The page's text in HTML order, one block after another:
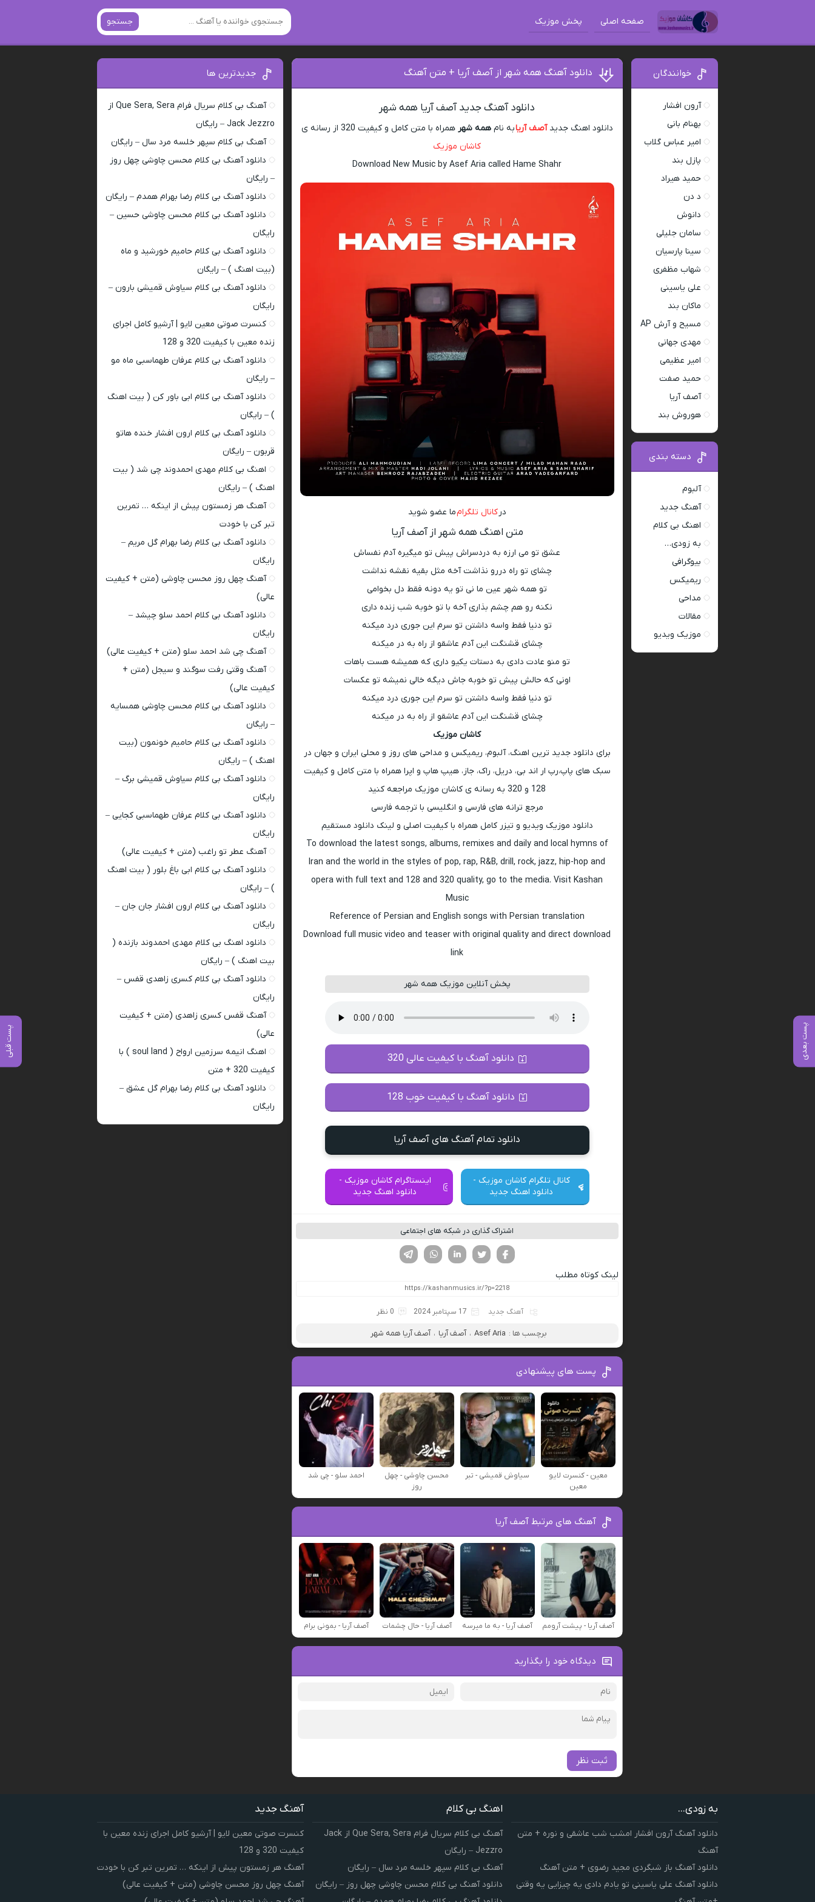
صفحه اصلی پخش موزیک جستجو
پست بعدی پست قبلی
دانلود آهنگ همه شهر از آصف آریا + متن آهنگ
دانلود آهنگ جدید آصف آریا همه شهر
دانلود اهنگ جدیدآصف آریابه نامهمه شهر همراه با متن کامل و کیفیت 320 از رسانه ی
کاشان موزیک
Download New Music by Asef Aria called Hame Shahr
درکانال تلگرامما عضو شوید
متن اهنگ همه شهر از آصف آریا
عشق تو می ارزه به دردسراش پیش تو میگیره آدم نفساش
چشای تو راه دررو نذاشت آخه مثل بقیه نقشه نداشت
تو همه شهر عین ما نی تو یه دونه فقط دل بخوامی
نکنه رو هم چشم بذاری آخه با تو خوبه شب زنده داری
تو دنیا فقط واسه داشتن تو سرم این جوری درد میکنه
چشای قشنگت این آدم عاشقو از راه به در میکنه
تو منو عادت دادی به دستات یکیو داری که همیشه هست باهات
اونی که حالش پیش تو خوبه جاش دیگه خالی نمیشه تو عکسات
تو دنیا فقط واسه داشتن تو سرم این جوری درد میکنه
چشای قشنگت این آدم عاشقو از راه به در میکنه
کاشان موزیک
برای دانلود جدید ترین اهنگ، آلبوم، ریمیکس و مداحی های روز و محلی ایران و جهان در
سبک های پاپ،رپ ار اند بی، دریل، راک، جاز، هیپ هاپ و اپرا همراه با متن کامل و کیفیت
128 و 320 به رسانه ی کاشان موزیک مراجعه کنید
مرجع ترانه های فارسی و انگلیسی با ترجمه فارسی
دانلود موزیک ویدیو و تیزر کامل همراه با کیفیت اصلی و لینک دانلود مستقیم
To download the latest songs, albums, remixes and daily and local hymns of
Iran and the world in the styles of pop, rap, R&B, drill, rock, jazz, hip-hop and
opera with full text and 128 and 320 quality, go to the media. Visit Kashan
Music
Reference of Persian and English songs with Persian translation
Download full music video and teaser with original quality and direct download
link
پخش آنلاین موزیک همه شهر
دانلود آهنگ با کیفیت عالی 320
دانلود آهنگ با کیفیت خوب 128
دانلود تمام آهنگ های آصف آریا
کانال تلگرام کاشان موزیک -
دانلود اهنگ جدید
اینستاگرام کاشان موزیک -
دانلود اهنگ جدید
اشتراک گذاری در شبکه های اجتماعی
لینکدین تویتر
فیسوک
لینک کوتاه مطلب
آهنگ جدید 17 سپتامبر 2024 0 نظر
برچسب ها : Asef Aria ، آصف آریا ، آصف آریا همه شهر
پست های پیشنهادی
معین - کنسرت لایو
معین
سیاوش قمیشی - تبر
محسن چاوشی - چهل
روز
احمد سلو - چی شد
آهنگ های مرتبط آصف آریا
آصف آریا - پیشت آرومم آصف آریا - به ما میرسه آصف آریا - حال چشمات آصف آریا - بمونی برام
دیدگاه خود را بگذارید
ثبت نظر
خوانندگان
آرون افشار
بهنام بانی
امیر عباس گلاب
پازل بند
حمید هیراد
د دن
دانوش
سامان جلیلی
سینا پارسیان
شهاب مظفری
علی یاسینی
ماکان بند
مسیح و آرش AP
مهدی جهانی
امیر عظیمی
حمید صفت
آصف آریا
هوروش بند
دسته بندی
آلبوم
آهنگ جدید
اهنگ بی کلام
به زودی…
بیوگرافی
ریمیکس
مداحی
مقالات
موزیک ویدیو
جدیدترین ها
آهنگ بی کلام سریال فرام Que Sera, Sera از
Jack Jezzro – رایگان
آهنگ بی کلام سپهر خلسه مرد سال – رایگان
دانلود آهنگ بی کلام محسن چاوشی چهل روز
– رایگان
دانلود آهنگ بی کلام رضا بهرام همدم – رایگان
دانلود آهنگ بی کلام محسن چاوشی حسین –
رایگان
دانلود آهنگ بی کلام حامیم خورشید و ماه
(بیت اهنگ ) – رایگان
دانلود آهنگ بی کلام سیاوش قمیشی بارون –
رایگان
کنسرت صوتی معین لایو | آرشیو کامل اجرای
زنده معین با کیفیت 320 و 128
دانلود آهنگ بی کلام عرفان طهماسبی ماه مو
– رایگان
دانلود آهنگ بی کلام ابی باور کن ( بیت اهنگ
) – رایگان
دانلود آهنگ بی کلام ارون افشار خنده هاتو
قربون – رایگان
اهنگ بی کلام مهدی احمدوند چی شد ( بیت
اهنگ ) – رایگان
آهنگ هر زمستون پیش از اینکه … تمرین
تبر کن با خودت
دانلود آهنگ بی کلام رضا بهرام گل مریم –
رایگان
آهنگ چهل روز محسن چاوشی (متن + کیفیت
عالی)
دانلود آهنگ بی کلام احمد سلو چیشد –
رایگان
آهنگ چی شد احمد سلو (متن + کیفیت عالی)
آهنگ وقتی رفت سوگند و سیجل (متن +
کیفیت عالی)
دانلود آهنگ بی کلام محسن چاوشی همسایه
– رایگان
دانلود آهنگ بی کلام حامیم خونمون (بیت
اهنگ ) – رایگان
دانلود آهنگ بی کلام سیاوش قمیشی برگ –
رایگان
دانلود آهنگ بی کلام عرفان طهماسبی کجایی –
رایگان
آهنگ عطر تو راغب (متن + کیفیت عالی)
دانلود آهنگ بی کلام ابی باغ بلور ( بیت اهنگ
) – رایگان
دانلود آهنگ بی کلام ارون افشار جان جان –
رایگان
دانلود اهنگ بی کلام مهدی احمدوند بازنده (
بیت اهنگ ) – رایگان
دانلود آهنگ بی کلام کسری زاهدی قفس –
رایگان
آهنگ قفس کسری زاهدی (متن + کیفیت
عالی)
اهنگ انیمه سرزمین ارواح ( soul land ) با
کیفیت 320 + متن
دانلود آهنگ بی کلام رضا بهرام گل عشق –
رایگان
به زودی...
دانلود آهنگ آرون افشار امشب شب عاشقی و نوره + متن
آهنگ
دانلود آهنگ باز شبگردی مجید رضوی + متن آهنگ
دانلود آهنگ علی یاسینی تو یادم دادی یه چیزایی یه وقتی
اهنگ بی کلام
آهنگ بی کلام سریال فرام Que Sera, Sera از Jack
Jezzro – رایگان
آهنگ بی کلام سپهر خلسه مرد سال – رایگان
دانلود آهنگ بی کلام محسن چاوشی چهل روز – رایگان
آهنگ جدید
کنسرت صوتی معین لایو | آرشیو کامل اجرای زنده معین با
کیفیت 320 و 128
آهنگ هر زمستون پیش از اینکه … تمرین تبر کن با خودت
آهنگ چهل روز محسن چاوشی (متن + کیفیت عالی)